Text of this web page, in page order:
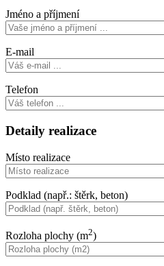
Jméno a příjmení
E-mail
Telefon
Detaily realizace
Místo realizace
Podklad (např.: štěrk, beton)
Rozloha plochy (m2)